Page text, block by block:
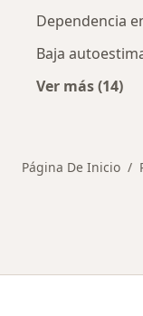
Dependencia
Baja
Ver más (14)
Página De Inicio